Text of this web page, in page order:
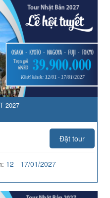
2027
Đặt tour
12 - 17/01/2027